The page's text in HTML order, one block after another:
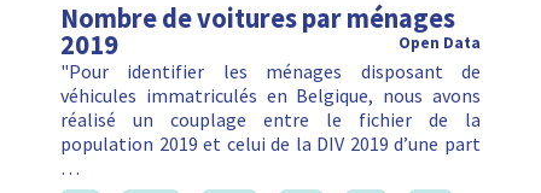
Nombre de voitures par ménages
2019 Open Data
"Pour identifier les ménages disposant de
véhicules immatriculés en Belgique, nous avons
réalisé un couplage entre le fichier de la
population 2019 et celui de la DIV 2019 d’une part
…